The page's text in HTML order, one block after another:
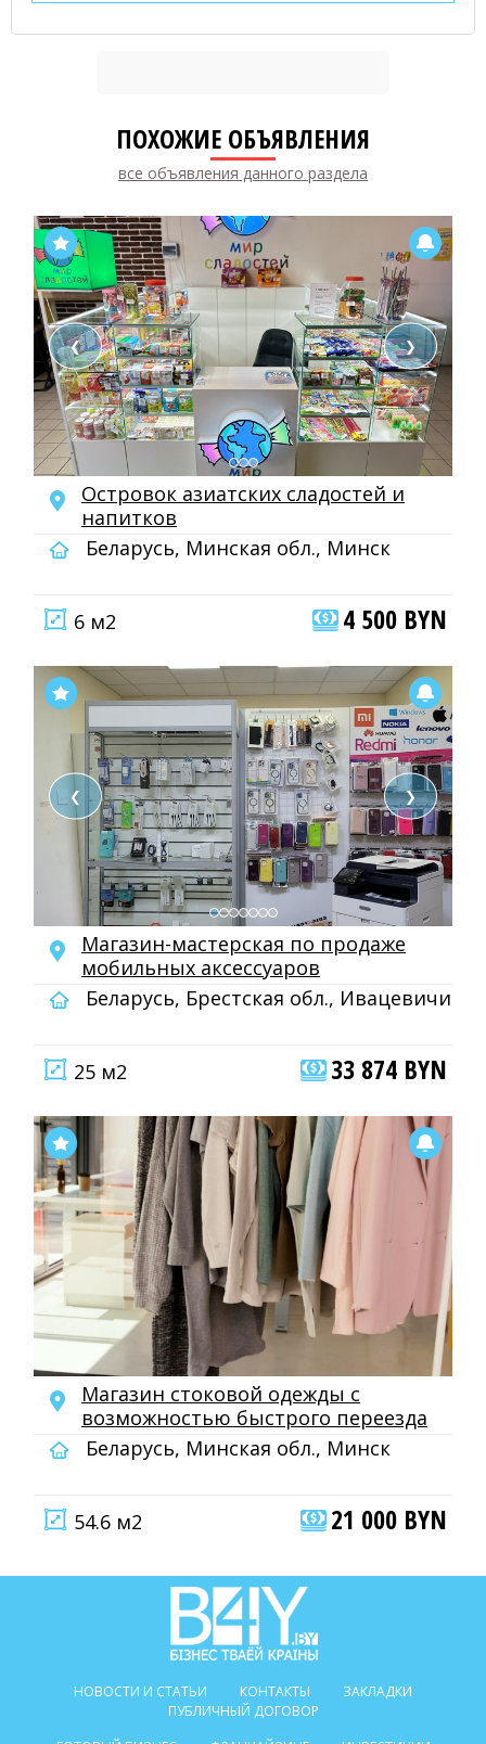
ПОХОЖИЕ ОБЪЯВЛЕНИЯ
все объявления данного раздела
❮ ❯
Островок азиатских сладостей и
напитков
Беларусь, Минская обл., Минск
6 м2 4 500 BYN
❮ ❯
Магазин-мастерская по продаже
мобильных аксессуаров
Беларусь, Брестская обл., Ивацевичи
25 м2 33 874 BYN
Магазин стоковой одежды с
возможностью быстрого переезда
Беларусь, Минская обл., Минск
54.6 м2 21 000 BYN
НОВОСТИ И СТАТЬИ КОНТАКТЫ
ЗАКЛАДКИ
ПУБЛИЧНЫЙ ДОГОВОР